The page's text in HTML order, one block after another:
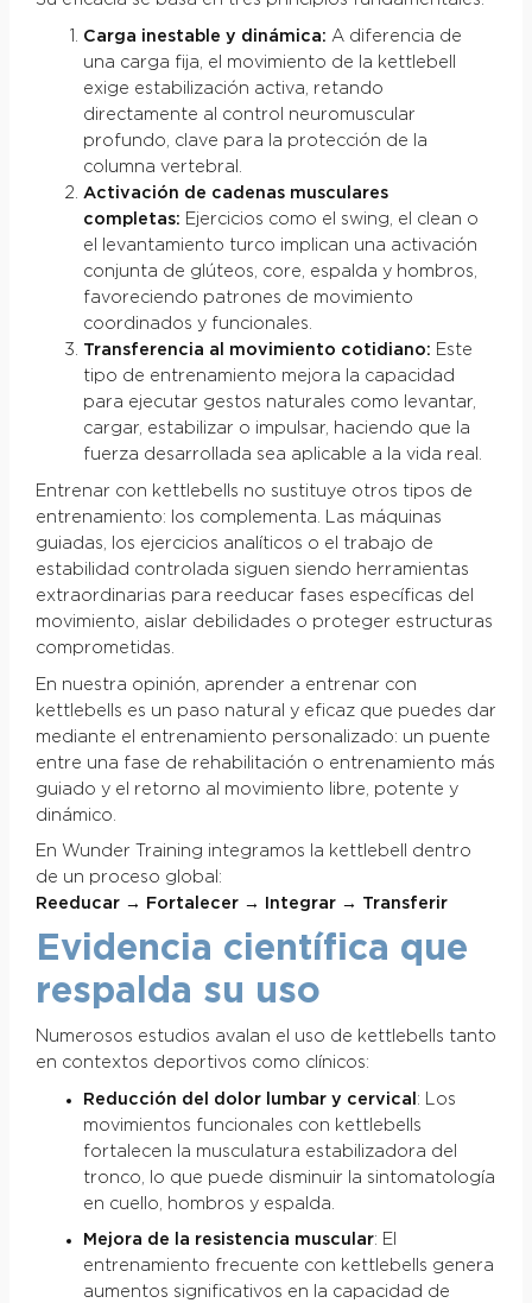
Carga inestable y dinámica: A diferencia de
una carga fija, el movimiento de la kettlebell
exige estabilización activa, retando
directamente al control neuromuscular
profundo, clave para la protección de la
columna vertebral.
Activación de cadenas musculares
completas: Ejercicios como el swing, el clean o
el levantamiento turco implican una activación
conjunta de glúteos, core, espalda y hombros,
favoreciendo patrones de movimiento
coordinados y funcionales.
Transferencia al movimiento cotidiano: Este
tipo de entrenamiento mejora la capacidad
para ejecutar gestos naturales como levantar,
cargar, estabilizar o impulsar, haciendo que la
fuerza desarrollada sea aplicable a la vida real.
Entrenar con kettlebells no sustituye otros tipos de
entrenamiento: los complementa. Las máquinas
guiadas, los ejercicios analíticos o el trabajo de
estabilidad controlada siguen siendo herramientas
extraordinarias para reeducar fases específicas del
movimiento, aislar debilidades o proteger estructuras
comprometidas.
En nuestra opinión, aprender a entrenar con
kettlebells es un paso natural y eficaz que puedes dar
mediante el entrenamiento personalizado: un puente
entre una fase de rehabilitación o entrenamiento más
guiado y el retorno al movimiento libre, potente y
dinámico.
En Wunder Training integramos la kettlebell dentro
de un proceso global:
Reeducar → Fortalecer → Integrar → Transferir
Evidencia científica que
respalda su uso
Numerosos estudios avalan el uso de kettlebells tanto
en contextos deportivos como clínicos:
Reducción del dolor lumbar y cervical : Los
movimientos funcionales con kettlebells
fortalecen la musculatura estabilizadora del
tronco, lo que puede disminuir la sintomatología
en cuello, hombros y espalda.
Mejora de la resistencia muscular: El
entrenamiento frecuente con kettlebells genera
aumentos significativos en la capacidad de